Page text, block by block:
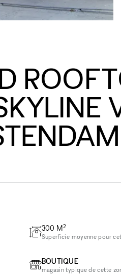
300 M2
Superficie moyenne pour
BOUTIQUE
magasin typique de cette